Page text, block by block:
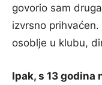
govorio sam
izvrsno
osoblje u klubu,
Ipak, s 13